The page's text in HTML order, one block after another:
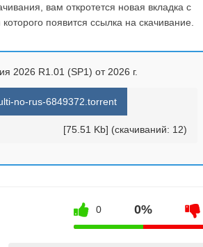
вам откротется новая вкладка с
появится ссылка на скачивание.
2026 R1.01 (SP1) от 2026 г.
no-rus-6849372.torrent
[75.51 Kb] (cкачиваний: 12)
0 0%